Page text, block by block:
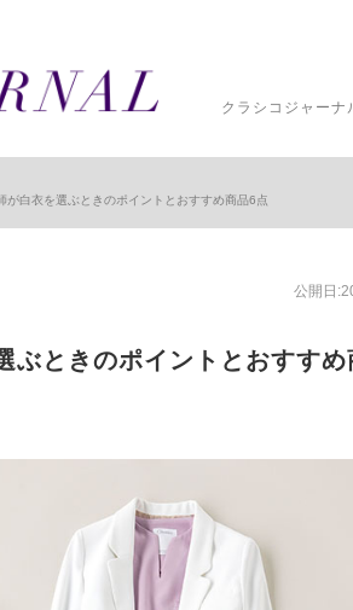
クラシコジャーナ
が白衣を選ぶときのポイントとおすすめ商品6点
公開日
ぶときのポイントとおすすめ